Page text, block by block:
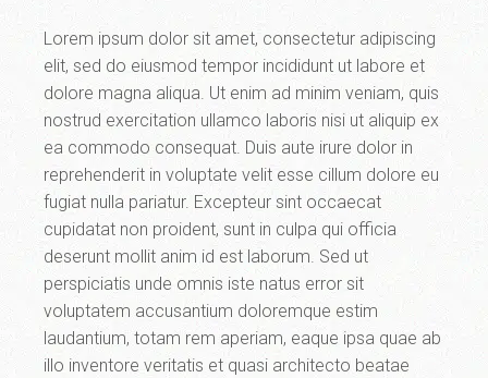
Lorem ipsum dolor sit amet, consectetur adipiscing
elit, sed do eiusmod tempor incididunt ut labore et
dolore magna aliqua. Ut enim ad minim veniam, quis
nostrud exercitation ullamco laboris nisi ut aliquip ex
ea commodo consequat. Duis aute irure dolor in
reprehenderit in voluptate velit esse cillum dolore eu
fugiat nulla pariatur. Excepteur sint occaecat
cupidatat non proident, sunt in culpa qui officia
deserunt mollit anim id est laborum. Sed ut
perspiciatis unde omnis iste natus error sit
voluptatem accusantium doloremque estim
laudantium, totam rem aperiam, eaque ipsa quae ab
illo inventore veritatis et quasi architecto beatae